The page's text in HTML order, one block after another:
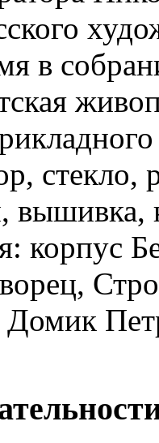
в
стекло,
вышивка,
корпус
Домик